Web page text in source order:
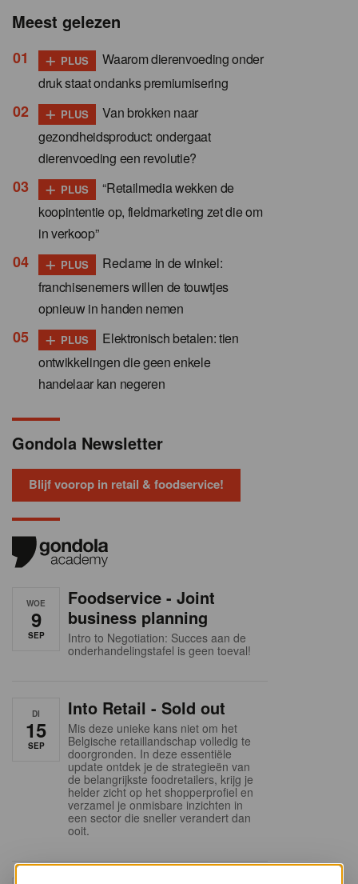
Meest gelezen
+ PLUS
Waarom dierenvoeding onder
druk staat ondanks premiumisering
+ PLUS
Van brokken naar
gezondheidsproduct: ondergaat
dierenvoeding een revolutie?
+ PLUS
“Retailmedia wekken de
koopintentie op, fieldmarketing zet die om
in verkoop”
+ PLUS
Reclame in de winkel:
franchisenemers willen de touwtjes
opnieuw in handen nemen
+ PLUS
Elektronisch betalen: tien
ontwikkelingen die geen enkele
handelaar kan negeren
Gondola Newsletter
Blijf voorop in retail & foodservice!
WOE
9
SEP
Foodservice - Joint
business planning
Intro to Negotiation: Succes aan de
onderhandelingstafel is geen toeval!
DI
15
SEP
Into Retail - Sold out
Mis deze unieke kans niet om het
Belgische retaillandschap volledig te
doorgronden. In deze essentiële
update ontdek je de strategieën van
de belangrijkste foodretailers, krijg je
helder zicht op het shopperprofiel en
verzamel je onmisbare inzichten in
een sector die sneller verandert dan
ooit.